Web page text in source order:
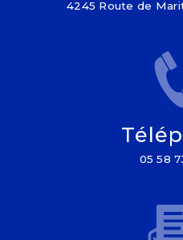
4245 Route de
05 58